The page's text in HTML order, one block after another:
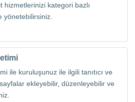
hizmetlerinizi kategori bazlı
yönetebilirsiniz.
ile kuruluşunuz ile ilgili tanıtıcı ve
ekleyebilir, düzenleyebilir ve